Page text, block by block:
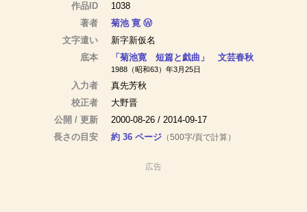
作品ID
1038
著者
菊池 寛 Ⓦ
文字遣い
新字新仮名
底本
「菊池寛 短篇と戯曲」 文芸春秋
1988（昭和63）年3月25日
入力者
真先芳秋
校正者
大野晋
公開 / 更新
2000-08-26 / 2014-09-17
長さの目安
約 36 ページ （500字/頁で計算）
広告